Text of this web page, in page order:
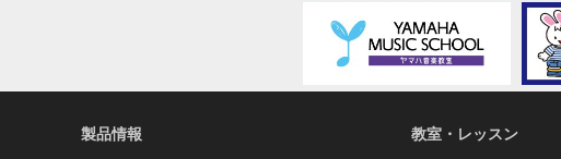
弊社の責任は、弊社に帰責事由がある場合を除き、本
れを使用できなかったことにより生じた直接的、派生
場合でも、弊社に帰責事由がある場合を除き、一切責任
バ
ー
ン)
製品情報 教室・レッスン